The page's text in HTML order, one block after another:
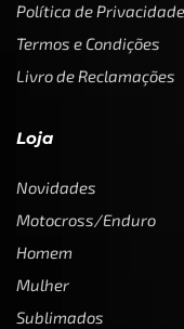
Política de Privacidade
Termos e Condições
Livro de Reclamações
Loja
Novidades
Motocross/Enduro
Homem
Mulher
Sublimados